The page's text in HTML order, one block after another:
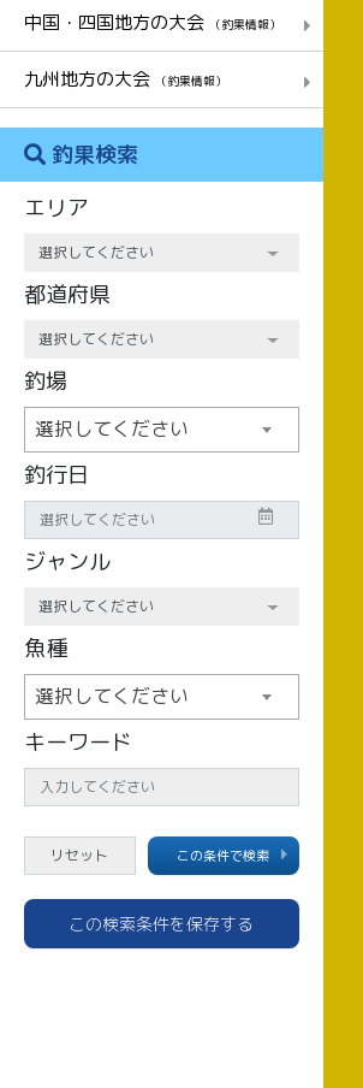
中国・四国地方の大会 （釣果情報）
九州地方の大会 （釣果情報）
釣果検索
エリア
都道府県
釣場
選択してください
釣行日
ジャンル
魚種
選択してください
キーワード
この条件で検索
この検索条件を保存する